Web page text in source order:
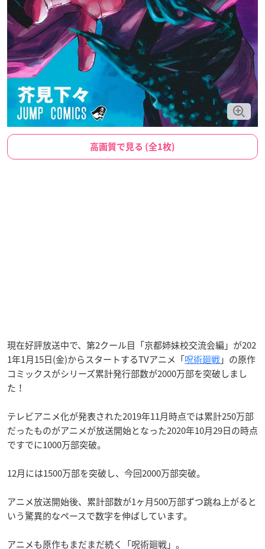
高画質で見る (全1枚)
現在好評放送中で、第2クール目「京都姉妹校交流会編」が202
1年1月15日(金)からスタートするTVアニメ「呪術廻戦」の原作
コミックスがシリーズ累計発行部数が2000万部を突破しまし
た！
テレビアニメ化が発表された2019年11月時点では累計250万部
だったものがアニメが放送開始となった2020年10月29日の時点
ですでに1000万部突破。
12月には1500万部を突破し、今回2000万部突破。
アニメ放送開始後、累計部数が1ヶ月500万部ずつ跳ね上がると
いう驚異的なペースで数字を伸ばしています。
アニメも原作もまだまだ続く「呪術廻戦」。